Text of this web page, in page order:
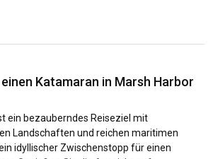
Katamaran in Marsh Harbor
ein bezauberndes Reiseziel mit
Landschaften und reichen maritimen
idyllischer Zwischenstopp für einen